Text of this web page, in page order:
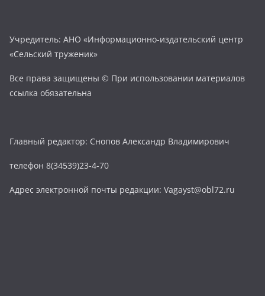
Учредитель: АНО «Информационно-издательский центр
«Сельский труженик»
Все права защищены © При использовании материалов
ссылка обязательна
Главный редактор: Снопов Александр Владимирович
телефон 8(34539)23-4-70
Адрес электронной почты редакции: Vagayst@obl72.ru